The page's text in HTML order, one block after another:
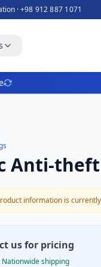
·+98 912 887 1071
Anti-theft
information is
us for pricing
Nationwide shipping